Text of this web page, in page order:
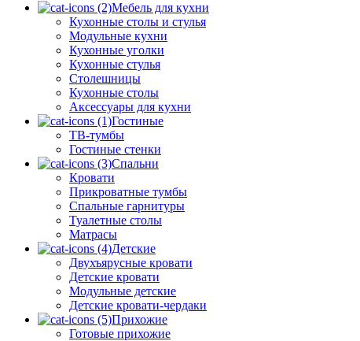
Мебель для кухни
Кухонные столы и стулья
Модульные кухни
Кухонные уголки
Кухонные стулья
Столешницы
Кухонные столы
Аксессуары для кухни
Гостиные
ТВ-тумбы
Гостиные стенки
Спальни
Кровати
Прикроватные тумбы
Спальные гарнитуры
Туалетные столы
Матрасы
Детские
Двухъярусные кровати
Детские кровати
Модульные детские
Детские кровати-чердаки
Прихожие
Готовые прихожие